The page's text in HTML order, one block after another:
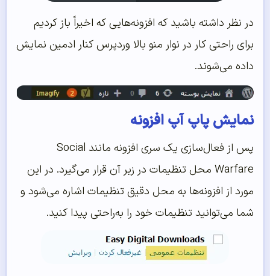
در نظر داشته باشید که افزونه‌هایی که اخیراً باز کردیم
برای راحتی کار در نوار منو بالا وردپرس کنار ادمین نمایش
داده می‌شوند.
نمایش پاپ آپ افزونه
پس از فعال‌سازی یک سری افزونه مانند Social
Warfare محل تنظیمات در زیر آن قرار می‌‌گیرد. در این
مورد از افزونه‌ها به محل دقیق تنظیمات اشاره می‌شود و
شما می‌توانید تنظیمات خود را به‌راحتی پیدا کنید.